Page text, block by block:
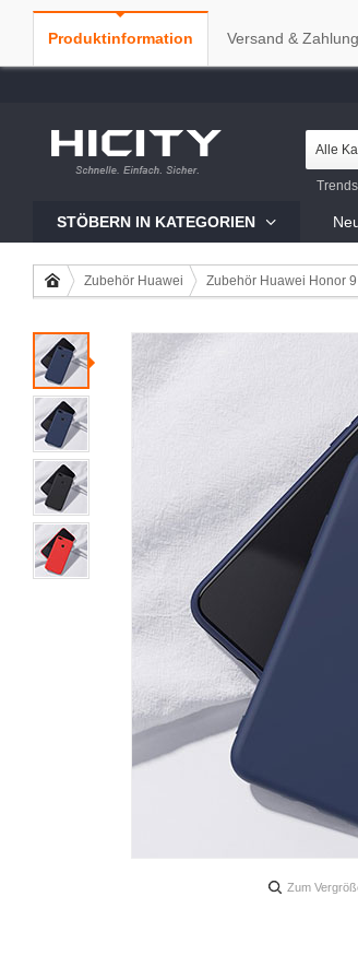
Alle
STÖBERN IN KATEGORIEN
Zubehör Huawei Zubehör Huawei Honor
Zum
Produktinformation Versand &